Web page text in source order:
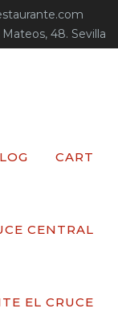
48. Sevilla
CART
CENTRAL
EL CRUCE
2017